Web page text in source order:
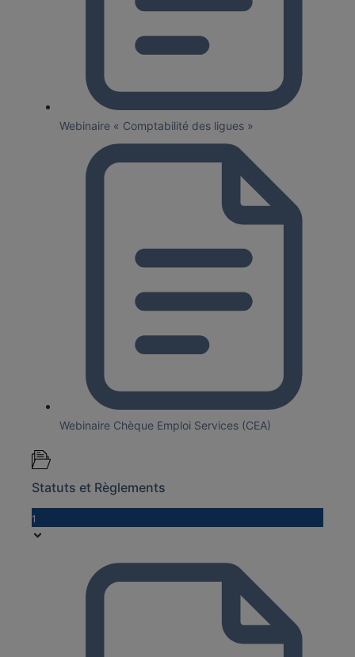
Webinaire « Comptabilité des ligues »
Webinaire Chèque Emploi Services (CEA)
Statuts et Règlements
1